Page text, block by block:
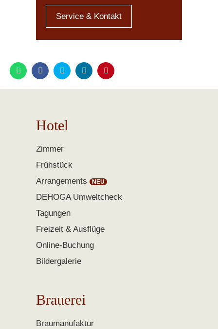
Service & Kontakt
Hotel
Zimmer
Frühstück
Arrangements
DEHOGA Umweltcheck
Tagungen
Freizeit & Ausflüge
Online-Buchung
Bildergalerie
Brauerei
Braumanufaktur